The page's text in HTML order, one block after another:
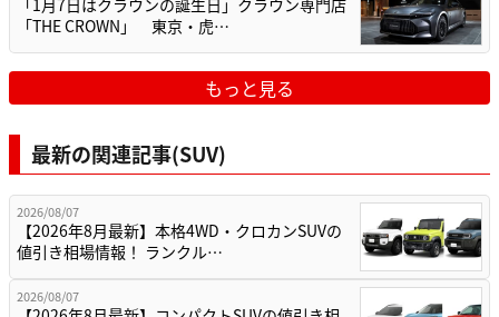
「THE CROWN」 東京・虎…
もっと見る
最新の関連記事(SUV)
2026/08/07
【2026年8月最新】本格4WD・クロカンSUVの
値引き相場情報！ ランクル…
2026/08/07